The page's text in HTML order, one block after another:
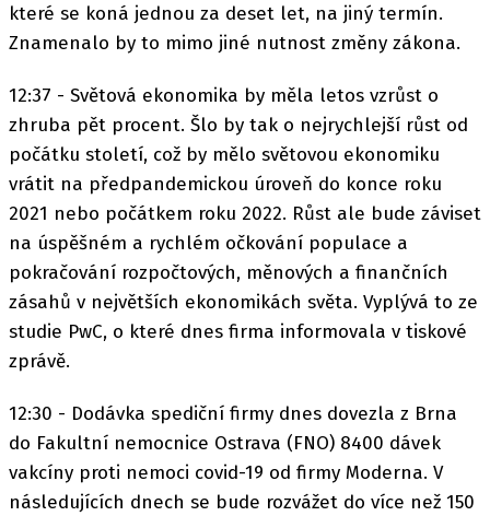
které se koná jednou za deset let, na jiný termín.
Znamenalo by to mimo jiné nutnost změny zákona.
12:37 - Světová ekonomika by měla letos vzrůst o
zhruba pět procent. Šlo by tak o nejrychlejší růst od
počátku století, což by mělo světovou ekonomiku
vrátit na předpandemickou úroveň do konce roku
2021 nebo počátkem roku 2022. Růst ale bude záviset
na úspěšném a rychlém očkování populace a
pokračování rozpočtových, měnových a finančních
zásahů v největších ekonomikách světa. Vyplývá to ze
studie PwC, o které dnes firma informovala v tiskové
zprávě.
12:30 - Dodávka spediční firmy dnes dovezla z Brna
do Fakultní nemocnice Ostrava (FNO) 8400 dávek
vakcíny proti nemoci covid-19 od firmy Moderna. V
následujících dnech se bude rozvážet do více než 150